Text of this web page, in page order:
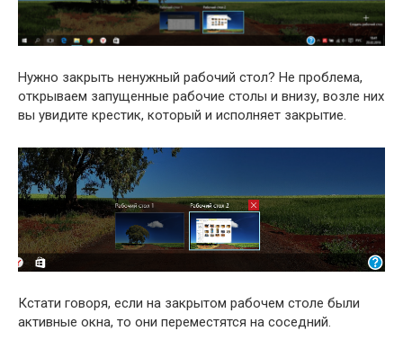
Нужно закрыть ненужный рабочий стол? Не проблема,
открываем запущенные рабочие столы и внизу, возле них
вы увидите крестик, который и исполняет закрытие.
Кстати говоря, если на закрытом рабочем столе были
активные окна, то они переместятся на соседний.